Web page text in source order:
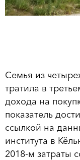
Семья из
тратила в
дохода на
показатель
ссылкой на
института в
2018-м затраты